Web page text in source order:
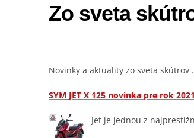
Zo sveta
Novinky a aktuality zo sveta skútrov
SYM JET X 125 novinka pre rok 2021
Jet je jednou z